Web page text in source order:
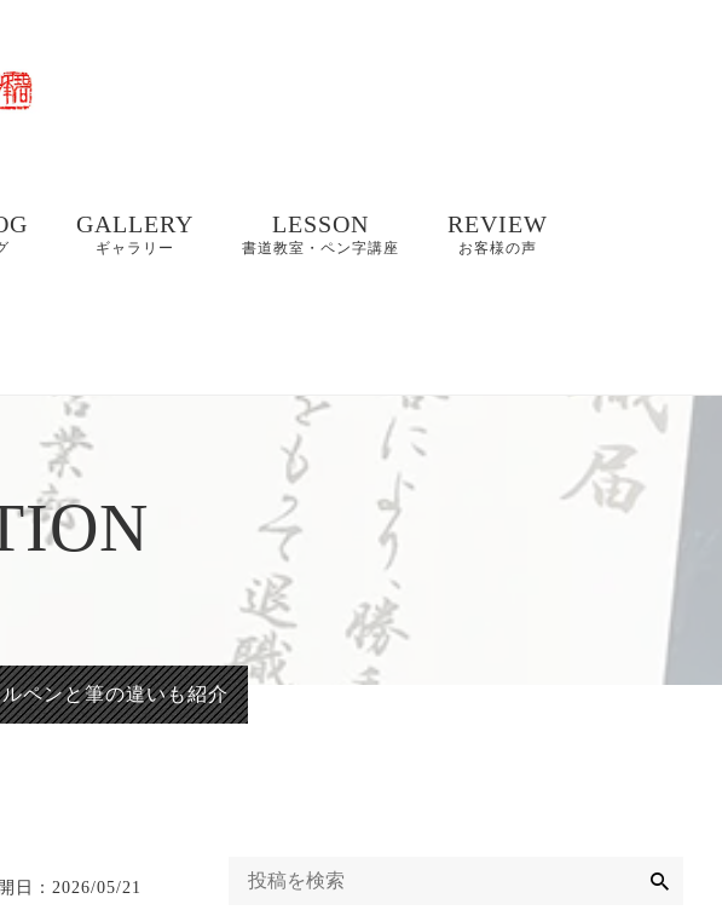
流
GALLERY
ギャラリー
集② 2023年～
制作事例ギャラリー
｜店名・商品ロゴ、
LESSON
書道教室・ペン字講座
イーツ】開催
【藤井碧峰書道教
室】のご案内｜砺波
教室・金沢教室
◆◇日刊オンライン
タクト教室紹介記事
◇◆2020年
REVIEW
お客様の声
ペンと筆の違いも紹介
日 ：2026/05/21